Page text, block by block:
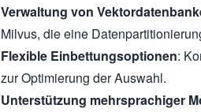
Verwaltung von
Milvus, die eine
Flexible Einbettungsoptionen:
zur Optimierung der Auswahl.
Unterstützung mehrsprachiger